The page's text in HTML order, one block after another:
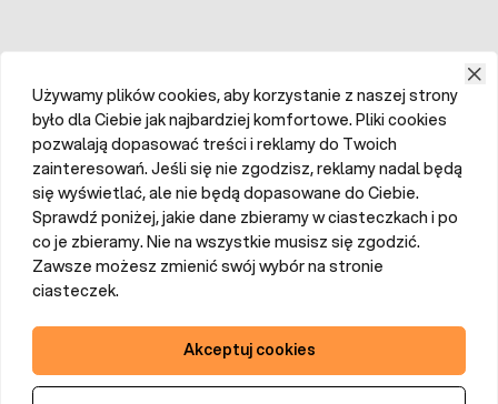
Używamy plików cookies, aby korzystanie z naszej strony
było dla Ciebie jak najbardziej komfortowe. Pliki cookies
pozwalają dopasować treści i reklamy do Twoich
zainteresowań. Jeśli się nie zgodzisz, reklamy nadal będą
się wyświetlać, ale nie będą dopasowane do Ciebie.
Sprawdź poniżej, jakie dane zbieramy w ciasteczkach i po
co je zbieramy. Nie na wszystkie musisz się zgodzić.
Zawsze możesz zmienić swój wybór na stronie
ciasteczek.
Akceptuj cookies